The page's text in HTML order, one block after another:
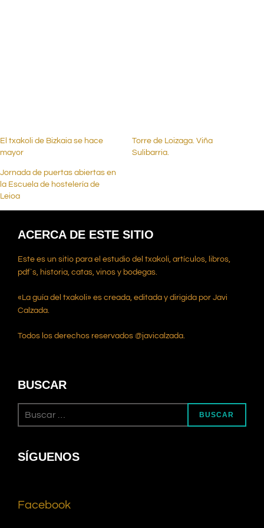
El txakoli de Bizkaia se hace
mayor
Torre de Loizaga. Viña
Sulibarria.
Jornada de puertas abiertas en
la Escuela de hostelería de
Leioa
ACERCA DE ESTE SITIO
Este es un sitio para el estudio del txakoli, artículos, libros,
pdf`s, historia, catas, vinos y bodegas.
«La guía del txakoli» es creada, editada y dirigida por Javi
Calzada.
Todos los derechos reservados @javicalzada.
BUSCAR
BUSCAR
SÍGUENOS
Facebook